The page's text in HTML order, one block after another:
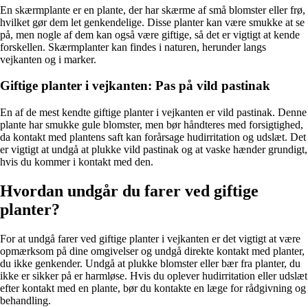
En skærmplante er en plante, der har skærme af små blomster eller frø,
hvilket gør dem let genkendelige. Disse planter kan være smukke at se
på, men nogle af dem kan også være giftige, så det er vigtigt at kende
forskellen. Skærmplanter kan findes i naturen, herunder langs
vejkanten og i marker.
Giftige planter i vejkanten: Pas på vild pastinak
En af de mest kendte giftige planter i vejkanten er vild pastinak. Denne
plante har smukke gule blomster, men bør håndteres med forsigtighed,
da kontakt med plantens saft kan forårsage hudirritation og udslæt. Det
er vigtigt at undgå at plukke vild pastinak og at vaske hænder grundigt,
hvis du kommer i kontakt med den.
Hvordan undgår du farer ved giftige
planter?
For at undgå farer ved giftige planter i vejkanten er det vigtigt at være
opmærksom på dine omgivelser og undgå direkte kontakt med planter,
du ikke genkender. Undgå at plukke blomster eller bær fra planter, du
ikke er sikker på er harmløse. Hvis du oplever hudirritation eller udslæt
efter kontakt med en plante, bør du kontakte en læge for rådgivning og
behandling.